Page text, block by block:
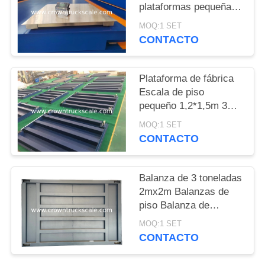
PRIVACY
plataformas pequeñas
con alta precisión
MOQ:1 SET
CONTACTO
Plataforma de fábrica
Escala de piso
pequeño 1,2*1,5m 3
toneladas con entrega
rápida
MOQ:1 SET
CONTACTO
Balanza de 3 toneladas
2mx2m Balanzas de
piso Balanza de
plataforma
MOQ:1 SET
CONTACTO